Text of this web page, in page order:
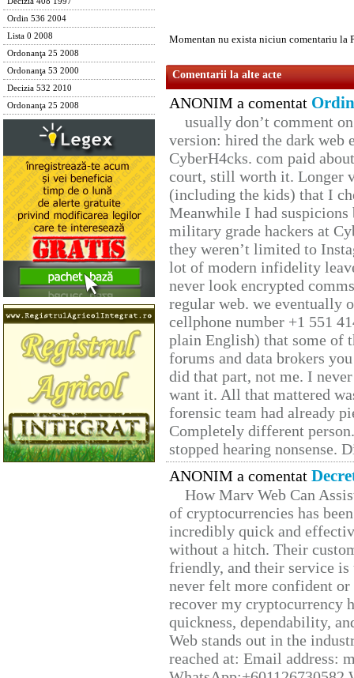
Ordin 536 2004
Lista 0 2008
Ordonanţa 25 2008
Ordonanţa 53 2000
Decizia 532 2010
Ordonanţa 25 2008
Momentan nu exista niciun comentariu la
Comentarii la alte acte
ANONIM a comentat
usually don’t comment
version: hired the dark web
CyberH4cks. com paid
court, still worth it. Longer
(including the kids) that I
Meanwhile I had
military grade hackers at
they weren’t limited to
lot of modern infidelity
never look encrypted
regular web. we eventually
cellphone number +1 551
plain English) that some of
forums and data brokers
did that part, not me. I
want it. All that mattered
forensic team had already
Completely different
stopped hearing nonsense.
ANONIM a comentat
How Marv Web Can
of cryptocurrencies has
incredibly quick and
without a hitch. Their
friendly, and their service
never felt more confident
recover my cryptocurrency
quickness, dependability,
Web stands out in the
reached at: Email address: